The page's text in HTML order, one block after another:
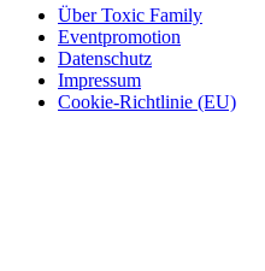
Über Toxic Family
Eventpromotion
Datenschutz
Impressum
Cookie-Richtlinie (EU)